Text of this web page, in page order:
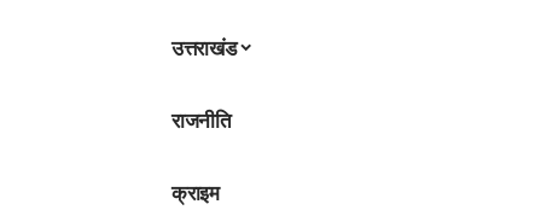
उत्तराखंड
राजनीति
क्राइम